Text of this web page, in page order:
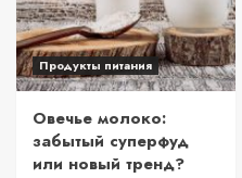
Продукты питания
Овечье молоко:
забытый суперфуд
или новый тренд?